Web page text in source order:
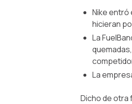
Nike entró
hicieran
La
La
Dicho de otra